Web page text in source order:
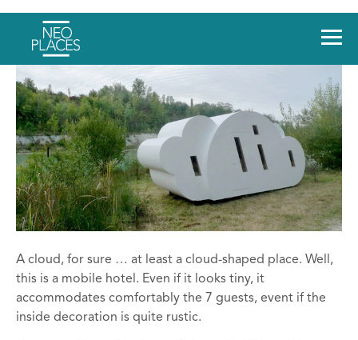
A cloud, for sure … at least a cloud-shaped place. Well,
this is a mobile hotel. Even if it looks tiny, it
accommodates comfortably the 7 guests, event if the
inside decoration is quite rustic.